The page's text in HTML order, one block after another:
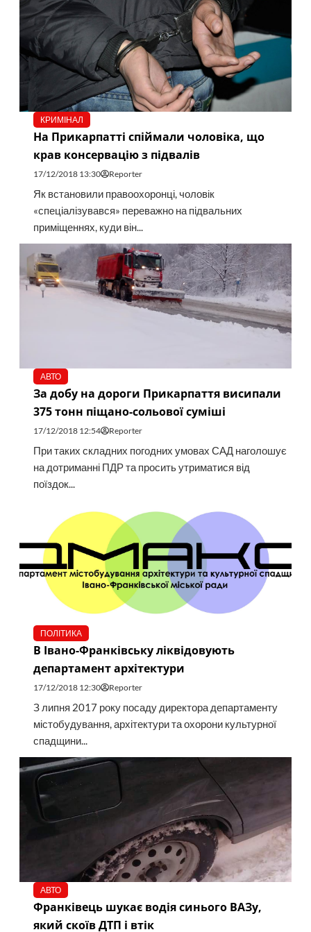
КРИМІНАЛ
На Прикарпатті спіймали чоловіка, що
крав консервацію з підвалів
17/12/2018 13:30 Reporter
Як встановили правоохоронці, чоловік
«спеціалізувався» переважно на підвальних
приміщеннях, куди він...
АВТО
За добу на дороги Прикарпаття висипали
375 тонн піщано-сольової суміші
17/12/2018 12:54 Reporter
При таких складних погодних умовах САД наголошує
на дотриманні ПДР та просить утриматися від
поїздок...
ПОЛІТИКА
В Івано-Франківську ліквідовують
департамент архітектури
17/12/2018 12:30 Reporter
З липня 2017 року посаду директора департаменту
містобудування, архітектури та охорони культурної
спадщини...
АВТО
Франківець шукає водія синього ВАЗу,
який скоїв ДТП і втік